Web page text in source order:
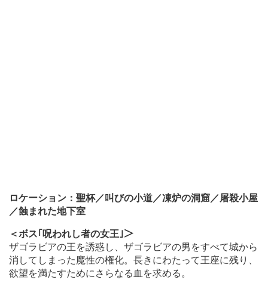
ロケーション：聖杯／叫びの小道／凍炉の洞窟／屠殺小屋
／蝕まれた地下室
＜ボス｢呪われし者の女王｣＞
ザゴラビアの王を誘惑し、ザゴラビアの男をすべて城から
消してしまった魔性の権化。長きにわたって王座に残り、
欲望を満たすためにさらなる血を求める。